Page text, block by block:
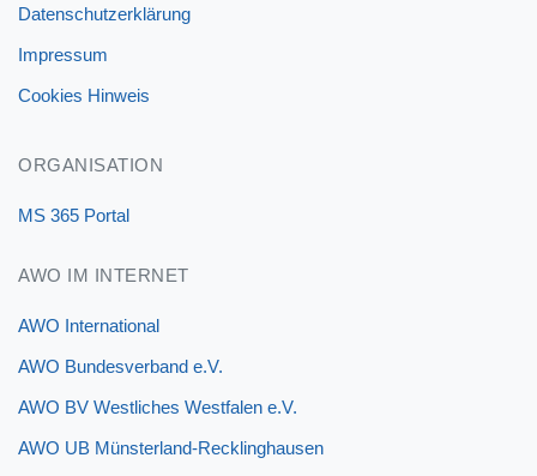
Datenschutzerklärung
Impressum
Cookies Hinweis
ORGANISATION
MS 365 Portal
AWO IM INTERNET
AWO International
AWO Bundesverband e.V.
AWO BV Westliches Westfalen e.V.
AWO UB Münsterland-Recklinghausen